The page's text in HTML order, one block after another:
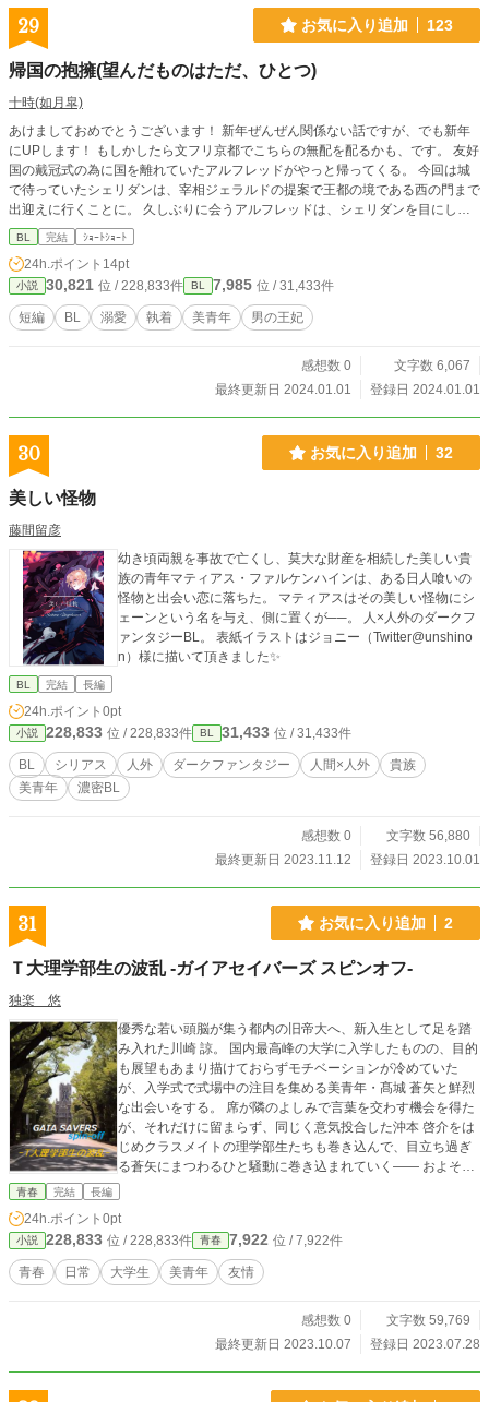
29 お気に入り追加 123
帰国の抱擁(望んだものはただ、ひとつ)
十時(如月皐)
あけましておめでとうございます！ 新年ぜんぜん関係ない話ですが、でも新年
にUPします！ もしかしたら文フリ京都でこちらの無配を配るかも、です。 友好
国の戴冠式の為に国を離れていたアルフレッドがやっと帰ってくる。 今回は城
で待っていたシェリダンは、宰相ジェラルドの提案で王都の境である西の門まで
出迎えに行くことに。 久しぶりに会うアルフレッドは、シェリダンを目にした
瞬間に抱きしめてきて――。 私が制作した著作物、また、私が依頼し描いてい
ただいたイラスト含め、全ての文章・画像はAI学習、無断転載、無断使用を禁止
します。
BL 完結 ｼｮｰﾄｼｮｰﾄ
24h.ポイント 14pt
小説 30,821 位 / 228,833件 BL 7,985 位 / 31,433件
短編 BL 溺愛 執着 美青年 男の王妃
感想数 0
文字数 6,067
最終更新日 2024.01.01
登録日 2024.01.01
30 お気に入り追加 32
美しい怪物
藤間留彦
幼き頃両親を事故で亡くし、莫大な財産を相続した美しい貴
族の青年マティアス・ファルケンハインは、ある日人喰いの
怪物と出会い恋に落ちた。 マティアスはその美しい怪物にシ
ェーンという名を与え、側に置くが──。 人×人外のダークフ
ァンタジーBL。 表紙イラストはジョニー（Twitter@unshino
n）様に描いて頂きました✨
BL 完結 長編
24h.ポイント 0pt
小説 228,833 位 / 228,833件 BL 31,433 位 / 31,433件
BL シリアス 人外 ダークファンタジー 人間×人外
貴族
美青年
濃密BL
感想数 0
文字数 56,880
最終更新日 2023.11.12
登録日 2023.10.01
31 お気に入り追加 2
Ｔ大理学部生の波乱 -ガイアセイバーズ スピンオフ-
独楽 悠
優秀な若い頭脳が集う都内の旧帝大へ、新入生として足を踏
み入れた川崎 諒。 国内最高峰の大学に入学したものの、目的
も展望もあまり描けておらずモチベーションが冷めていた
が、入学式で式場中の注目を集める美青年・髙城 蒼矢と鮮烈
な出会いをする。 席が隣のよしみで言葉を交わす機会を得た
が、それだけに留まらず、同じく意気投合した沖本 啓介をは
じめクラスメイトの理学部生たちも巻き込んで、目立ち過ぎ
る蒼矢にまつわるひと騒動に巻き込まれていく―― およそ１
年半前の大学入学当初、蒼矢と川崎＆沖本との出会いを、川
素、ファンタジー要素はありません。 ◆更新日時・間隔…20
23/7/28から、20:40に毎日更新(第2話以降は1ページずつ更
新) ◆注意事項 ・ナンバリング作品群『ガイアセイバーズ』
のスピンオフ作品になります。 時系列はメインストーリーか
ーズ』のいち作品となりますが、メインテーマであるヒーロ
ー要素，ファンタジー要素はありません。また、他作品との
青春 完結 長編
24h.ポイント 0pt
小説 228,833 位 / 228,833件 青春 7,922 位 / 7,922件
青春 日常 大学生 美青年 友情
感想数 0
文字数 59,769
最終更新日 2023.10.07
登録日 2023.07.28